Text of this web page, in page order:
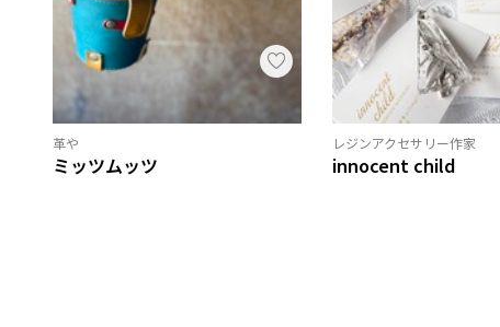
革や
ミッツムッツ
レジンアクセサリー作家
innocent child